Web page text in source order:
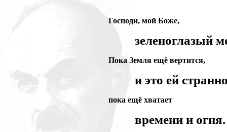
Господи, мой Боже,
зеленоглазый
Пока Земля ещё вертится,
и это ей
пока ещё хватает
времени и огня.